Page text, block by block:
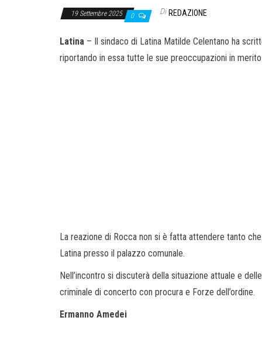
19 Settembre 2025 0 Di REDAZIONE
Latina – Il sindaco di Latina Matilde Celentano ha
riportando in essa tutte le sue preoccupazioni in
La reazione di Rocca non si è fatta attendere tanto
Latina presso il palazzo comunale.
Nell’incontro si discuterà della situazione attuale e
criminale di concerto con procura e Forze dell’ordine.
Ermanno Amedei